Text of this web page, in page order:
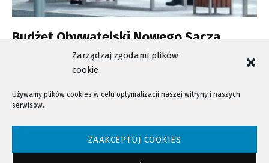
Zarządzaj zgodami plików
cookie
Używamy plików cookies w celu optymalizacji naszej witryny i naszych
serwisów.
ZAAKCEPTUJ COOKIES
Budżet Obywatelski Nowego Sącza.
Wnioski można składać jeszcze kilka dni
NTV - Nasza Telewizja Sądecka © 2023 Wszystkie prawa zastrzeżone!